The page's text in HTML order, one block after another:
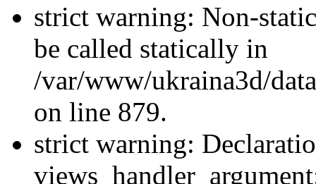
strict warning: Non-
be called statically in
/var/www/ukraina3d/
on line 879.
strict warning: